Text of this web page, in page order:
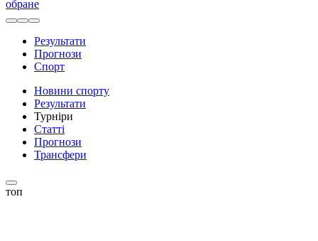
обране
Результати
Прогнози
Спорт
Новини спорту
Результати
Турніри
Статті
Прогнози
Трансфери
топ